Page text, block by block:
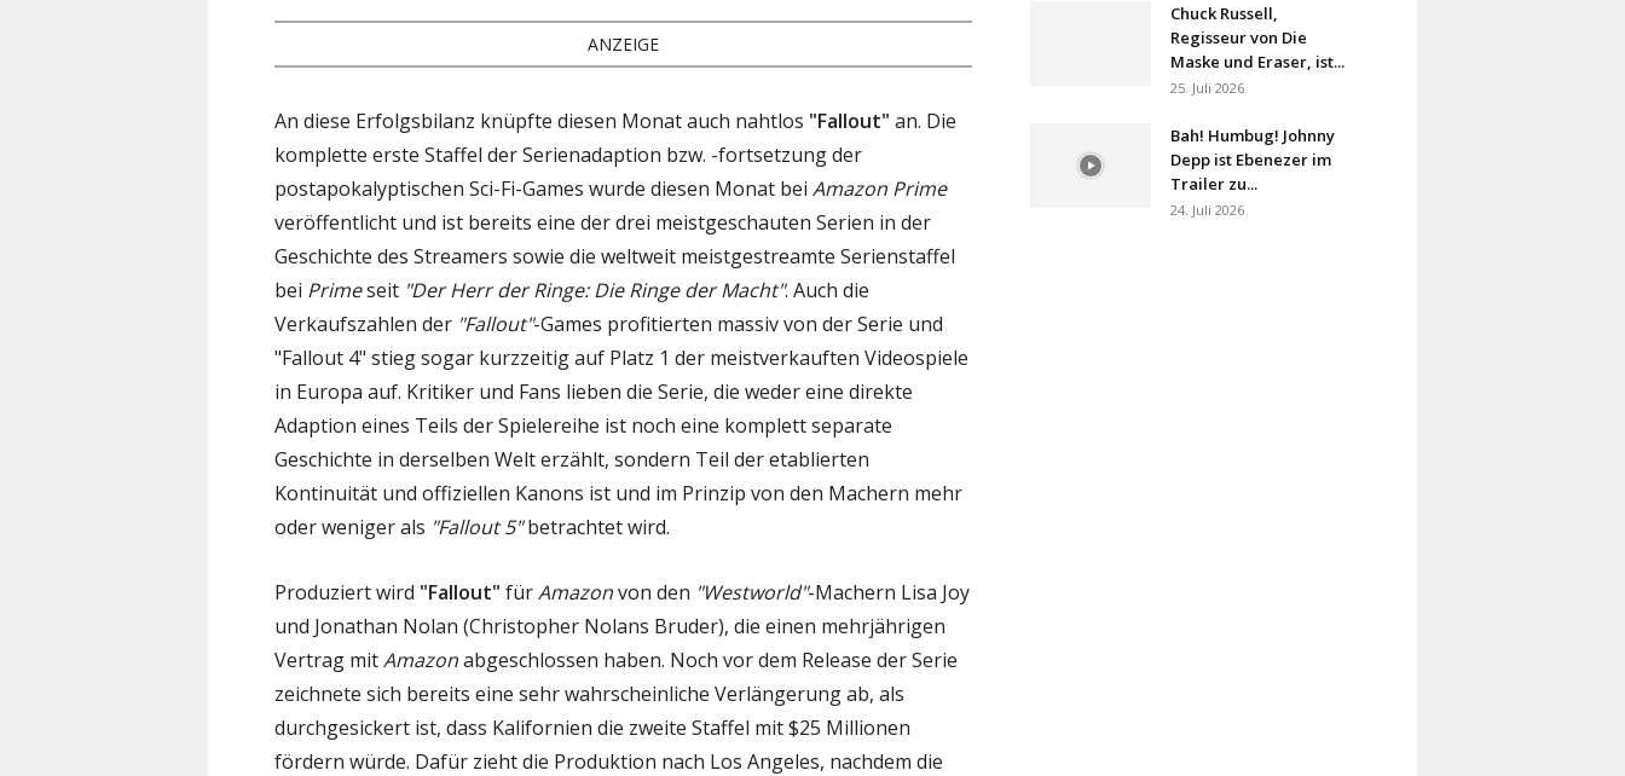
ANZEIGE
An diese Erfolgsbilanz knüpfte diesen Monat auch nahtlos "Fallout" an. Die
komplette erste Staffel der Serienadaption bzw. -fortsetzung der
postapokalyptischen Sci-Fi-Games wurde diesen Monat bei Amazon Prime
veröffentlicht und ist bereits eine der drei meistgeschauten Serien in der
Geschichte des Streamers sowie die weltweit meistgestreamte Serienstaffel
bei Primeseit "Der Herr der Ringe: Die Ringe der Macht". Auch die
Verkaufszahlen der "Fallout"-Games profitierten massiv von der Serie und
"Fallout 4" stieg sogar kurzzeitig auf Platz 1 der meistverkauften Videospiele
in Europa auf. Kritiker und Fans lieben die Serie, die weder eine direkte
Adaption eines Teils der Spielereihe ist noch eine komplett separate
Geschichte in derselben Welt erzählt, sondern Teil der etablierten
Kontinuität und offiziellen Kanons ist und im Prinzip von den Machern mehr
oder weniger als "Fallout 5"betrachtet wird.
Produziert wird "Fallout" fürAmazonvon den "Westworld"-Machern Lisa Joy
und Jonathan Nolan (Christopher Nolans Bruder), die einen mehrjährigen
Vertrag mitAmazonabgeschlossen haben. Noch vor dem Release der Serie
zeichnete sich bereits eine sehr wahrscheinliche Verlängerung ab, als
durchgesickert ist, dass Kalifornien die zweite Staffel mit $25 Millionen
fördern würde. Dafür zieht die Produktion nach Los Angeles, nachdem die
Chuck Russell,
Regisseur von Die
Maske und Eraser, ist...
25. Juli 2026
Bah! Humbug! Johnny
Depp ist Ebenezer im
Trailer zu...
24. Juli 2026